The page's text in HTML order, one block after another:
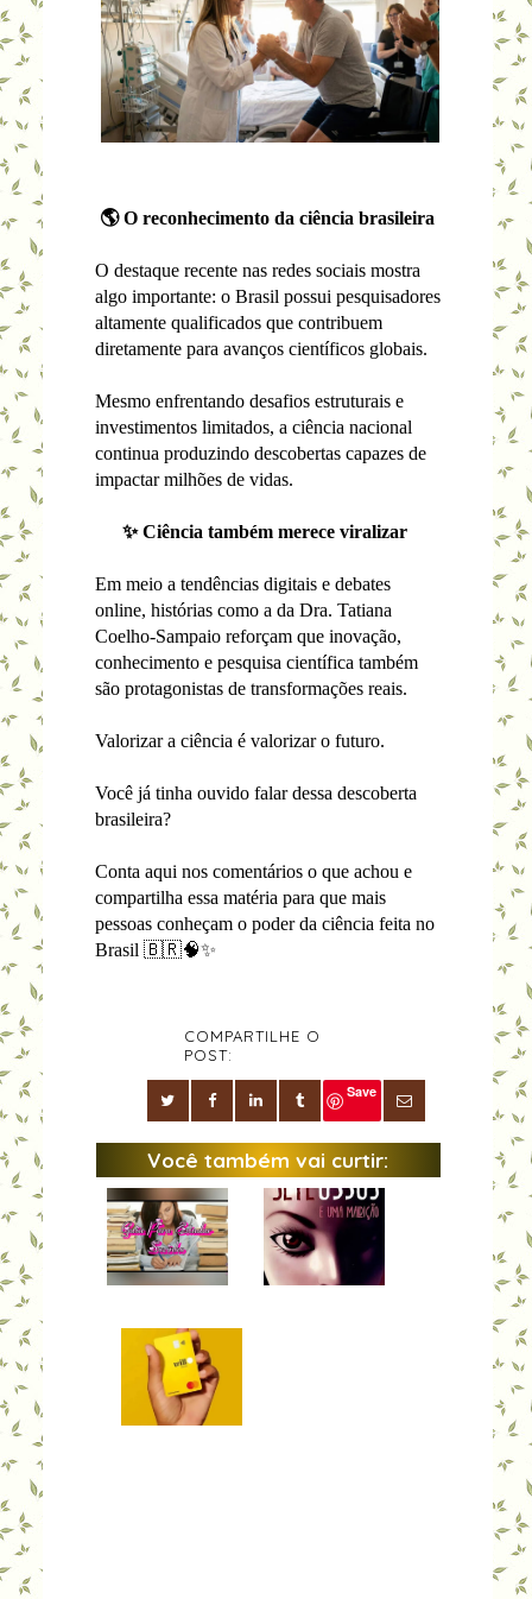
🌎 O reconhecimento da ciência brasileira
O destaque recente nas redes sociais mostra
algo importante: o Brasil possui pesquisadores
altamente qualificados que contribuem
diretamente para avanços científicos globais.
Mesmo enfrentando desafios estruturais e
investimentos limitados, a ciência nacional
continua produzindo descobertas capazes de
impactar milhões de vidas.
✨ Ciência também merece viralizar
Em meio a tendências digitais e debates
online, histórias como a da Dra. Tatiana
Coelho-Sampaio reforçam que inovação,
conhecimento e pesquisa científica também
são protagonistas de transformações reais.
Valorizar a ciência é valorizar o futuro.
Você já tinha ouvido falar dessa descoberta
brasileira?
Conta aqui nos comentários o que achou e
compartilha essa matéria para que mais
pessoas conheçam o poder da ciência feita no
Brasil 🇧🇷🧠✨
COMPARTILHE O
POST:
Save
Você também vai curtir: